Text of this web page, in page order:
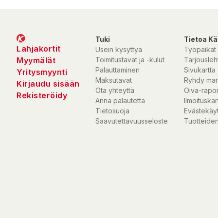
Lahjakortit
Myymälät
Yritysmyynti
Kirjaudu sisään
Rekisteröidy
Tuki
Usein kysyttyä
Toimitustavat ja -kulut
Palauttaminen
Maksutavat
Ota yhteyttä
Anna palautetta
Tietosuoja
Saavutettavuusseloste
Tietoa
Työpaikat
Sivukartta
Ryhdy
Oiva-